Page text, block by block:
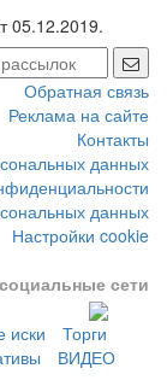
Обратная связь
Реклама на сайте
Контакты
данных
данных
Настройки cookie
Торги
ВИДЕО
rusbankrot.ru